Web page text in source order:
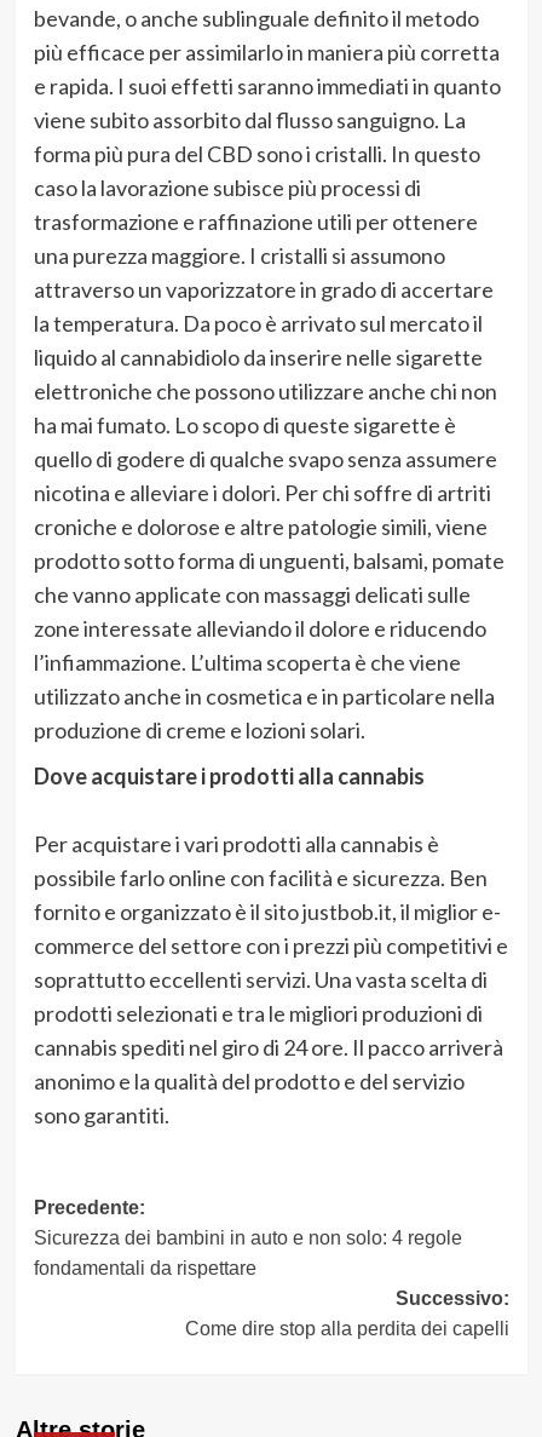
bevande, o anche sublinguale definito il metodo
più efficace per assimilarlo in maniera più corretta
e rapida. I suoi effetti saranno immediati in quanto
viene subito assorbito dal flusso sanguigno. La
forma più pura del CBD sono i cristalli. In questo
caso la lavorazione subisce più processi di
trasformazione e raffinazione utili per ottenere
una purezza maggiore. I cristalli si assumono
attraverso un vaporizzatore in grado di accertare
la temperatura. Da poco è arrivato sul mercato il
liquido al cannabidiolo da inserire nelle sigarette
elettroniche che possono utilizzare anche chi non
ha mai fumato. Lo scopo di queste sigarette è
quello di godere di qualche svapo senza assumere
nicotina e alleviare i dolori. Per chi soffre di artriti
croniche e dolorose e altre patologie simili, viene
prodotto sotto forma di unguenti, balsami, pomate
che vanno applicate con massaggi delicati sulle
zone interessate alleviando il dolore e riducendo
l’infiammazione. L’ultima scoperta è che viene
utilizzato anche in cosmetica e in particolare nella
produzione di creme e lozioni solari.
Dove acquistare i prodotti alla cannabis
Per acquistare i vari prodotti alla cannabis è
possibile farlo online con facilità e sicurezza. Ben
fornito e organizzato è il sito justbob.it, il miglior e-
commerce del settore con i prezzi più competitivi e
soprattutto eccellenti servizi. Una vasta scelta di
prodotti selezionati e tra le migliori produzioni di
cannabis spediti nel giro di 24 ore. Il pacco arriverà
anonimo e la qualità del prodotto e del servizio
sono garantiti.
Navigazione
articolo
Precedente:
Sicurezza dei bambini in auto e non solo: 4 regole
fondamentali da rispettare
Successivo:
Come dire stop alla perdita dei capelli
Altre storie